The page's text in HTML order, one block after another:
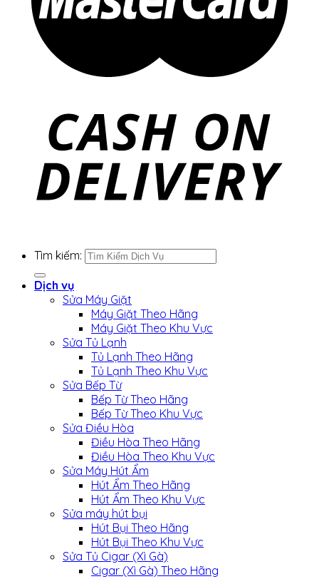
Tìm kiếm:
Dịch vụ
Sửa Máy Giặt
Máy Giặt Theo Hãng
Máy Giặt Theo Khu Vực
Sửa Tủ Lạnh
Tủ Lạnh Theo Hãng
Tủ Lạnh Theo Khu Vực
Sửa Bếp Từ
Bếp Từ Theo Hãng
Bếp Từ Theo Khu Vực
Sửa Điều Hòa
Điều Hòa Theo Hãng
Điều Hòa Theo Khu Vực
Sửa Máy Hút Ẩm
Hút Ẩm Theo Hãng
Hút Ẩm Theo Khu Vực
Sửa máy hút bụi
Hút Bụi Theo Hãng
Hút Bụi Theo Khu Vực
Sửa Tủ Cigar (Xì Gà)
Cigar (Xì Gà) Theo Hãng